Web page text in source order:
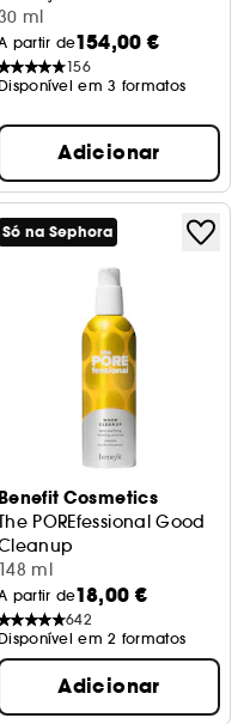
ml
partir de154,00 €
156
em 3 formatos
Adicionar
Só na Sephora
Benefit Cosmetics
POREfessional Good
Espuma de limpeza facial
148 ml
partir de18,00 €
642
em 2 formatos
Adicionar